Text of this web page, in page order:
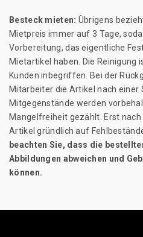
Besteck mieten: Übrigens
Mietpreis immer auf 3 Tage,
Vorbereitung, das eigentliche
Mietartikel haben. Die Reinigung
Kunden inbegriffen. Bei der
Mitarbeiter die Artikel nach einer
Mitgegenstände werden
Mangelfreiheit gezählt. Erst
Artikel gründlich auf
beachten Sie, dass die
Abbildungen abweichen und
können.